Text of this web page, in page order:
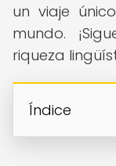
un viaje
mundo.
riqueza
Índice